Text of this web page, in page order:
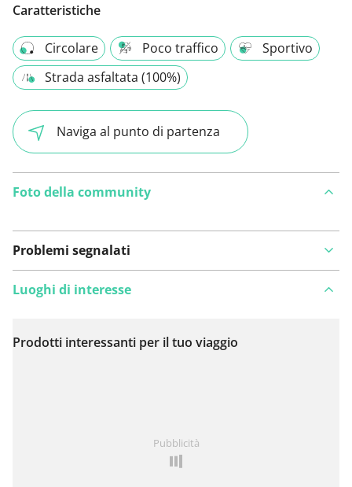
Caratteristiche
Circolare Poco traffico
Sportivo
Strada asfaltata (100%)
Naviga al punto di partenza
Foto della community
Problemi segnalati
Visualizza sulla mappa
Luoghi di interesse
Prodotti interessanti per il tuo viaggio
Pubblicità